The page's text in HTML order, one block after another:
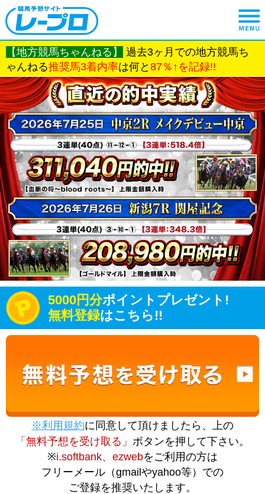
【地方競馬ちゃんねる】
過去3ヶ月での地方競馬ち
ゃんねる推奨馬3着内率は何と 87％↑を記録!!
5000円分ポイントプレゼント!
無料登録はこちら!!
※利用規約に同意して頂けましたら、上の
「無料予想を受け取る」 ボタンを押して下さい。
※i.softbank、ezwebをご利用の方は
フリーメール（gmailやyahoo等）での
ご登録を推奨いたします。